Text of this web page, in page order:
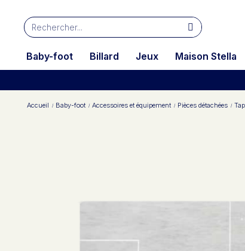
Baby-foot Billard Jeux Maison Stella
Accueil Baby-foot Accessoires et équipement Pièces détachées